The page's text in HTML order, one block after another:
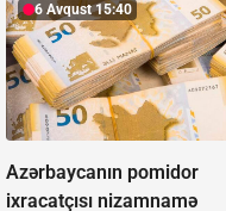
6 Avqust 15:40
Azərbaycanın pomidor
ixracatçısı nizamnamə